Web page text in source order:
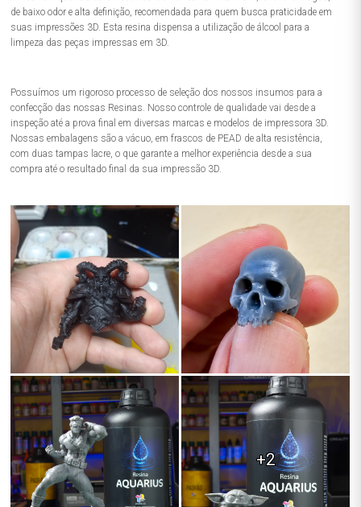
de baixo odor e alta definição, recomendada para quem busca praticidade em
suas impressões 3D. Esta resina dispensa a utilização de álcool para a
limpeza das peças impressas em 3D.
Possuímos um rigoroso processo de seleção dos nossos insumos para a
confecção das nossas Resinas. Nosso controle de qualidade vai desde a
inspeção até a prova final em diversas marcas e modelos de impressora 3D.
Nossas embalagens são a vácuo, em frascos de PEAD de alta resistência,
com duas tampas lacre, o que garante a melhor experiência desde a sua
compra até o resultado final da sua impressão 3D.
+2